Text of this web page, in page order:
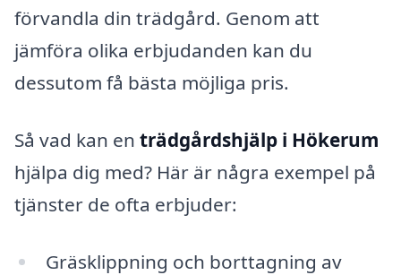
förvandla din trädgård. Genom att
jämföra olika erbjudanden kan du
dessutom få bästa möjliga pris.
Så vad kan en trädgårdshjälp i Hökerum
hjälpa dig med? Här är några exempel på
tjänster de ofta erbjuder:
Gräsklippning och borttagning av